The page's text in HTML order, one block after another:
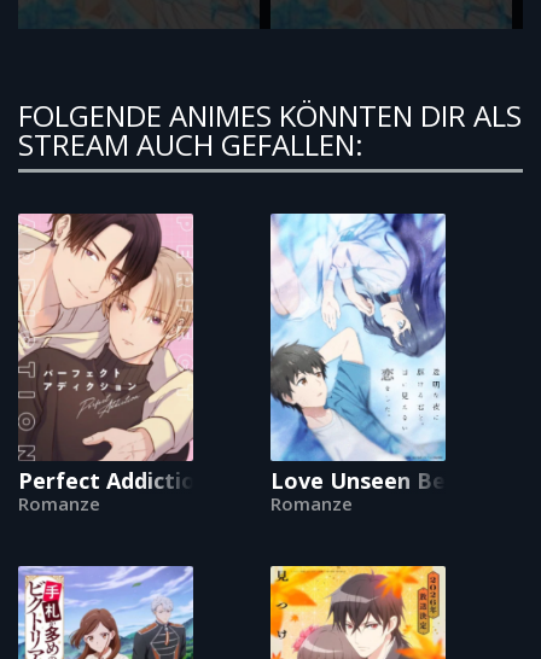
FOLGENDE ANIMES KÖNNTEN DIR ALS
STREAM AUCH GEFALLEN:
Perfect Addiction
Romanze
Love Unseen Beneath
Romanze